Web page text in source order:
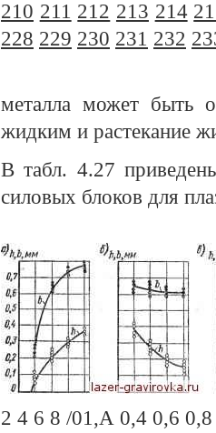
210 211 212 213 214
228 229 230 231 232
металла может быть
жидким и растекание
В табл. 4.27
силовых блоков для
2 4 6 8 /01,А 0,4 0,6